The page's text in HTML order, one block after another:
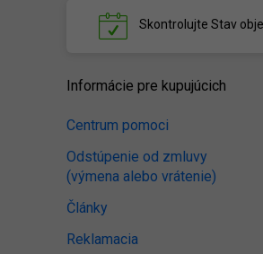
Skontrolujte Stav
Informácie pre kupujúcich
Centrum pomoci
Odstúpenie od zmluvy
(výmena alebo vrátenie)
Články
Reklamacia